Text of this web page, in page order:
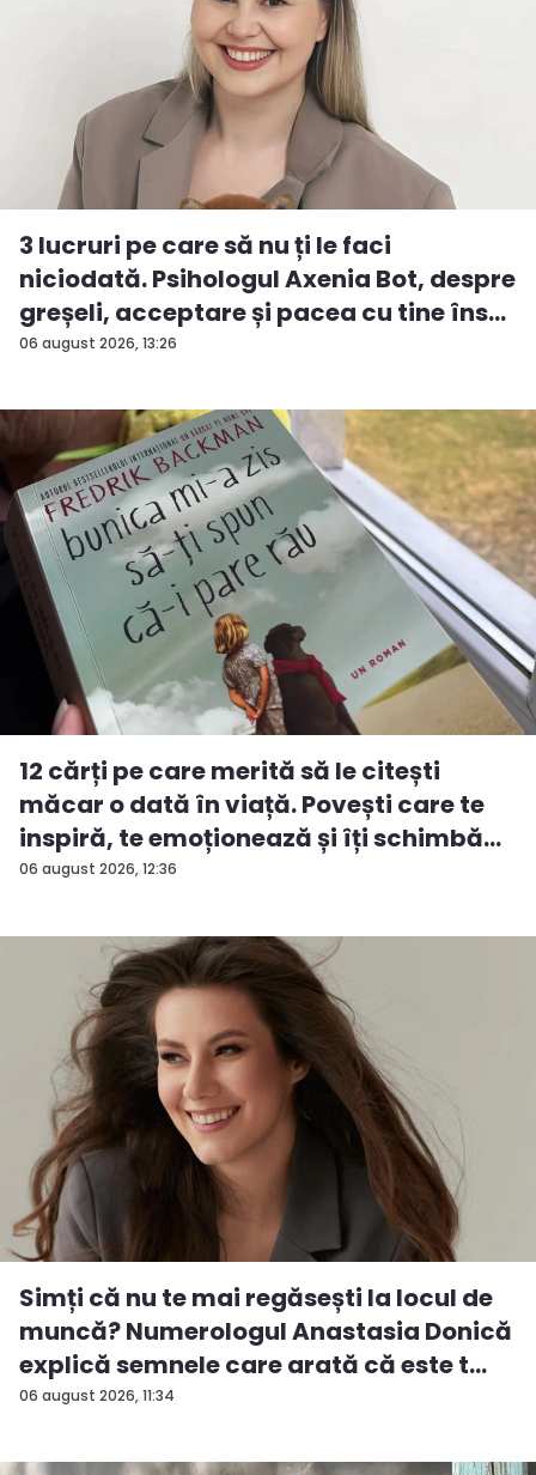
06 august 2026, 13:26
3 lucruri pe care să nu ți le faci
niciodată. Psihologul Axenia Bot, despre
greșeli, acceptare și pacea cu tine îns...
06 august 2026, 12:36
12 cărți pe care merită să le citești
măcar o dată în viață. Povești care te
inspiră, te emoționează și îți schimbă...
06 august 2026, 11:34
Simți că nu te mai regăsești la locul de
muncă? Numerologul Anastasia Donică
explică semnele care arată că este t...